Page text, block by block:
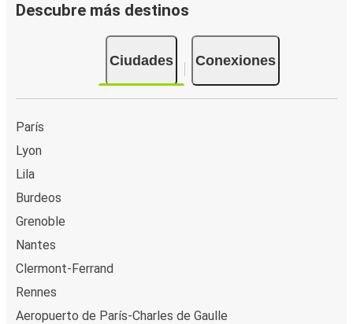
Descubre más destinos
Ciudades Conexiones
París
Lyon
Lila
Burdeos
Grenoble
Nantes
Clermont-Ferrand
Rennes
Aeropuerto de París-Charles de Gaulle